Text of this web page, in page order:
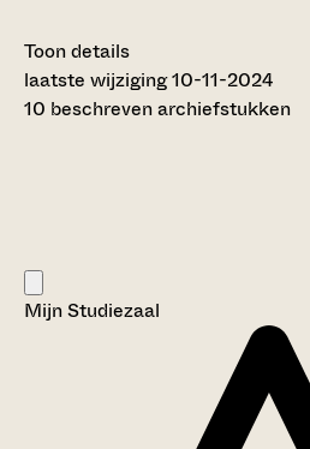
Toon details
Datering:
1616 - 1860
Weeskamer te Brandwijk
Categorie:
laatste wijziging 10-11-2024
10 beschreven archiefstukken
Mijn Studiezaal